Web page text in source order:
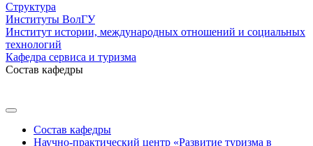
Структура
Институты ВолГУ
Институт истории, международных отношений и социальных
технологий
Кафедра сервиса и туризма
Состав кафедры
Состав кафедры
Научно-практический центр «Развитие туризма в